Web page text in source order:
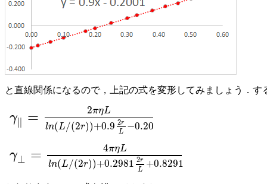
と直線関係になるので，上記の式を変形してみましょう．す
γ∥ = 2πηL
ln(L/(2r))+0.9 2r
L −0.20
γ∥= 2πη ln(L/(2r))+0.92rL−0.20
γ⊥ = 4πηL
ln(L/(2r))+0.2981 2r
L +0.8291
γ⊥ 4πη Lln(L/(2r))+0.29812rL+0.8291